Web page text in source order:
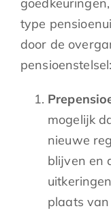
type
door de
pensioenstelsel:
mogelijk
nieuwe
blijven en
plaats